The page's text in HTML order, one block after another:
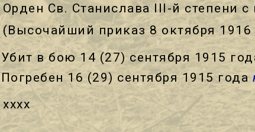
Орден Св. Станислава III-й степени
(Высочайший приказ 8 октября 1916
Убит в бою 14 (27) сентября 1915
Погребен 16 (29) сентября 1915 года
хххх